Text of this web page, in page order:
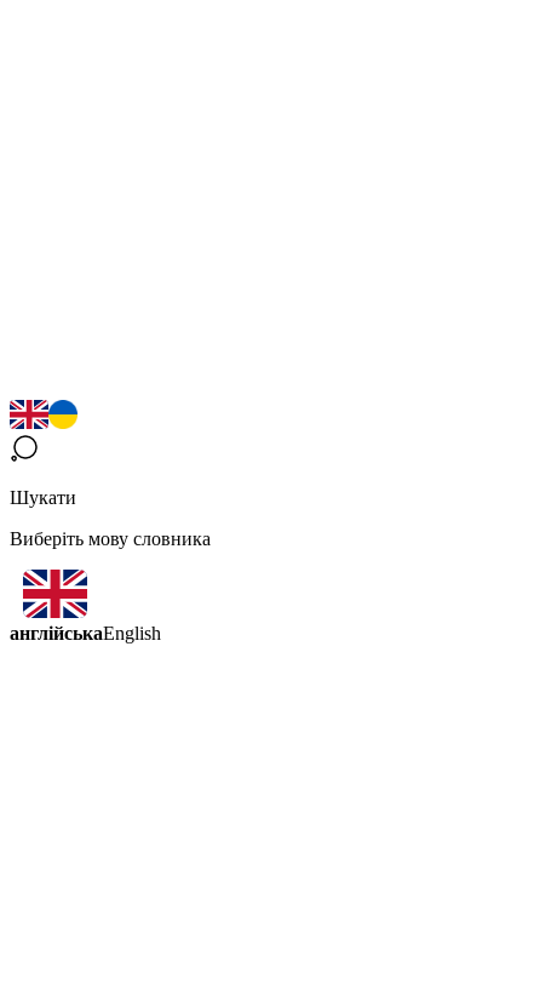
Шукати
Виберіть мову словника
англійськаEnglish